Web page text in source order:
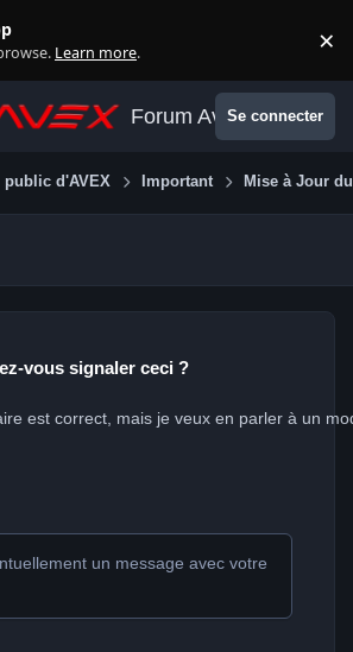
Learn more. ×
Forum AvexSe connecter
public d'AVEX Important Mise à Jour
vous signaler ceci ?
un message avec votre